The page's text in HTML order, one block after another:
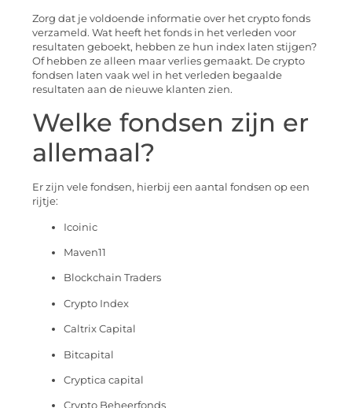
Zorg dat je voldoende informatie over het crypto fonds
verzameld. Wat heeft het fonds in het verleden voor
resultaten geboekt, hebben ze hun index laten stijgen?
Of hebben ze alleen maar verlies gemaakt. De crypto
fondsen laten vaak wel in het verleden begaalde
resultaten aan de nieuwe klanten zien.
Welke fondsen zijn er
allemaal?
Er zijn vele fondsen, hierbij een aantal fondsen op een
rijtje:
Icoinic
Maven11
Blockchain Traders
Crypto Index
Caltrix Capital
Bitcapital
Cryptica capital
Crypto Beheerfonds